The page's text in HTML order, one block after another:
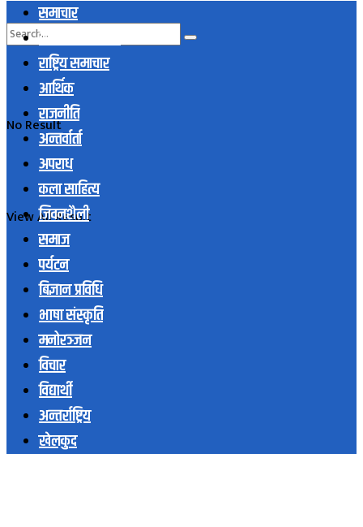
No Result
View All Result
समाचार
स्थानिय समाचार
राष्ट्रिय समाचार
आर्थिक
राजनीति
अन्तर्वार्ता
अपराध
कला साहित्य
जिवनशैली
समाज
पर्यटन
बिज्ञान प्रविधि
भाषा संस्कृति
मनोरञ्जन
विचार
विद्यार्थी
अन्तर्राष्ट्रिय
खेलकुद